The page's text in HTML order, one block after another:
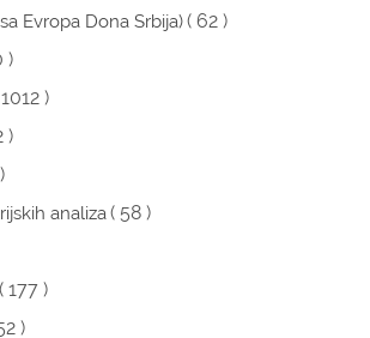
Evropa Dona Srbija)( 62 )
)
)
)
analiza( 58 )
( 177 )
)